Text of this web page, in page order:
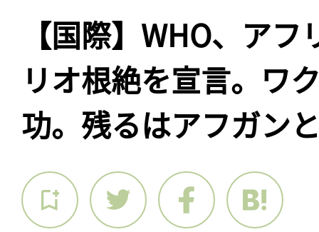
【国際】WHO、ア
リオ根絶を宣言。ワ
功。残るはアフガン